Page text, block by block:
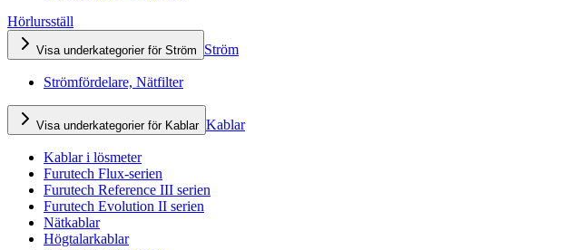
Hörlursställ
Visa underkategorier för Ström Ström
Strömfördelare, Nätfilter
Visa underkategorier för Kablar Kablar
Kablar i lösmeter
Furutech Flux-serien
Furutech Reference III serien
Furutech Evolution II serien
Nätkablar
Högtalarkablar